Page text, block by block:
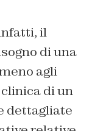
il
di una
agli
di un
dettagliate